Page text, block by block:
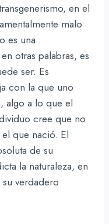
en el
malo
es una
otras palabras, es
ser. Es
con la que uno
algo a lo que el
cree que no
que nació. El
de su
la naturaleza, en
verdadero